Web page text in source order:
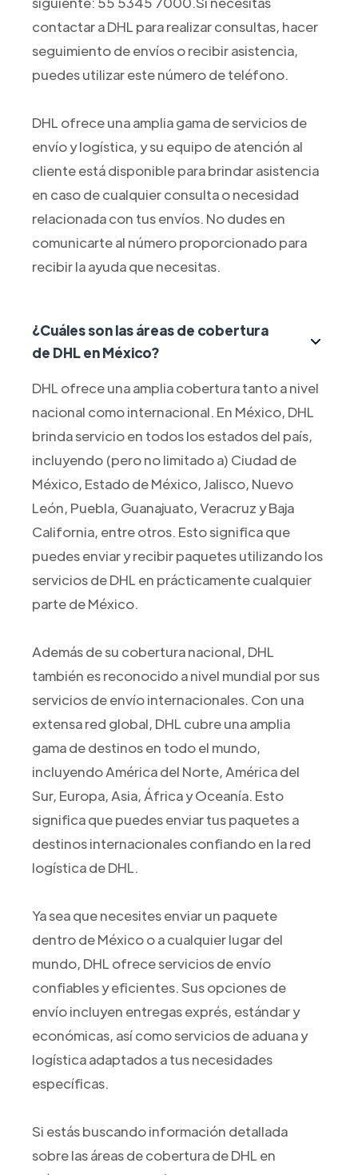
contactar a DHL para realizar consultas, hacer
seguimiento de envíos o recibir asistencia,
puedes utilizar este número de teléfono.
DHL ofrece una amplia gama de servicios de
envío y logística, y su equipo de atención al
cliente está disponible para brindar asistencia
en caso de cualquier consulta o necesidad
relacionada con tus envíos. No dudes en
comunicarte al número proporcionado para
recibir la ayuda que necesitas.
¿Cuáles son las áreas de cobertura
de DHL en México?
DHL ofrece una amplia cobertura tanto a nivel
nacional como internacional. En México, DHL
brinda servicio en todos los estados del país,
incluyendo (pero no limitado a) Ciudad de
México, Estado de México, Jalisco, Nuevo
León, Puebla, Guanajuato, Veracruz y Baja
California, entre otros. Esto significa que
puedes enviar y recibir paquetes utilizando los
servicios de DHL en prácticamente cualquier
parte de México.
Además de su cobertura nacional, DHL
también es reconocido a nivel mundial por sus
servicios de envío internacionales. Con una
extensa red global, DHL cubre una amplia
gama de destinos en todo el mundo,
incluyendo América del Norte, América del
Sur, Europa, Asia, África y Oceanía. Esto
significa que puedes enviar tus paquetes a
destinos internacionales confiando en la red
logística de DHL.
Ya sea que necesites enviar un paquete
dentro de México o a cualquier lugar del
mundo, DHL ofrece servicios de envío
confiables y eficientes. Sus opciones de
envío incluyen entregas exprés, estándar y
económicas, así como servicios de aduana y
logística adaptados a tus necesidades
específicas.
Si estás buscando información detallada
sobre las áreas de cobertura de DHL en